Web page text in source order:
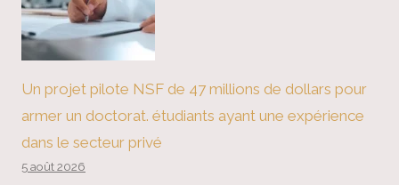
Un projet pilote NSF de 47 millions de dollars pour
armer un doctorat. étudiants ayant une expérience
dans le secteur privé
5 août 2026